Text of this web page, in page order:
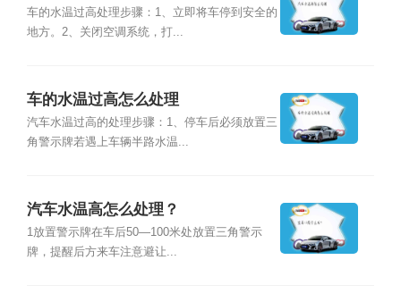
车的水温过高处理步骤：1、立即将车停到安全的
地方。2、关闭空调系统，打...
车的水温过高怎么处理
汽车水温过高的处理步骤：1、停车后必须放置三
角警示牌若遇上车辆半路水温...
汽车水温高怎么处理？
1放置警示牌在车后50—100米处放置三角警示
牌，提醒后方来车注意避让...